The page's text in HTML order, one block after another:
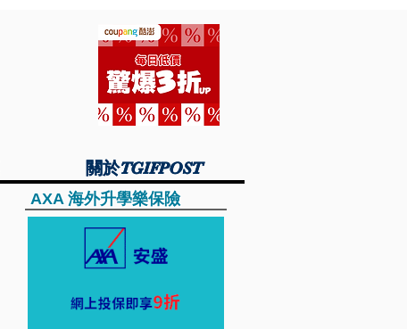
關於TGIFPOST
關於TGIFPOST
AXA 海外升學樂保險